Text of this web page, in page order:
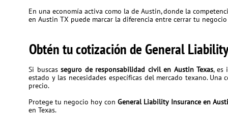
En una economía activa como la de Austin, donde la
en Austin TX puede marcar la diferencia entre cerrar tu
Obtén tu cotización de General
Si buscas seguro de responsabilidad civil en Austin Texas, es
estado y las necesidades específicas del mercado texano.
precio.
Protege tu negocio hoy con General Liability Insurance en
en Texas.